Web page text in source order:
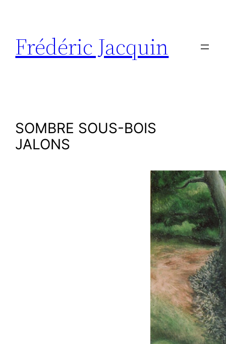
Frédéric Jacquin
SOMBRE SOUS-BOIS
JALONS